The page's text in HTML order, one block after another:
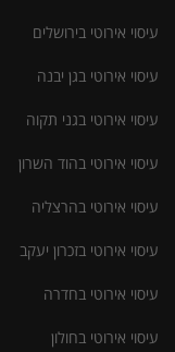
עיסוי אירוטי בירושלים
עיסוי אירוטי בגן יבנה
עיסוי אירוטי בגני תקוה
עיסוי אירוטי בהוד השרון
עיסוי אירוטי בהרצליה
עיסוי אירוטי בזכרון יעקב
עיסוי אירוטי בחדרה
עיסוי אירוטי בחולון